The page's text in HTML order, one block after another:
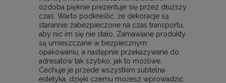
ozdoba pięknie prezentuje się przez dłuższy
czas. Warto podkreślić, że dekoracje są
starannie zabezpieczone na czas transportu,
aby nic im się nie stało. Zamawiane produkty
są umieszczane w bezpiecznym
opakowaniu, a następnie przekazywane do
adresatów tak szybko, jak to możliwe.
Cechuje je przede wszystkim subtelna
estetyka, dzięki czemu możesz wprowadzić